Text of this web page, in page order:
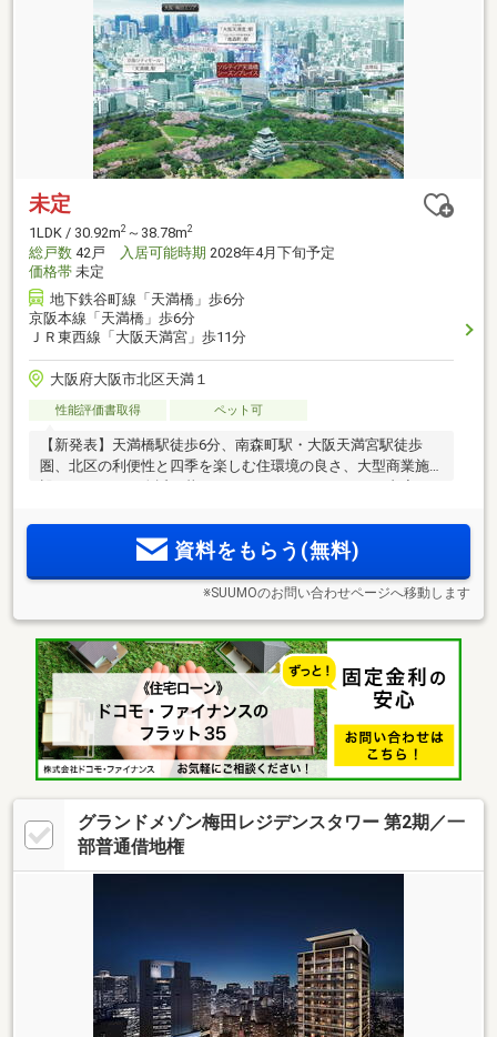
未定
1LDK / 30.92m2 ～38.78m2
総戸数 42戸 入居可能時期 2028年4月下旬予定
価格帯 未定
地下鉄谷町線「天満橋」歩6分
京阪本線「天満橋」歩6分
ＪＲ東西線「大阪天満宮」歩11分
大阪府大阪市北区天満１
性能評価書取得 ペット可
【新発表】天満橋駅徒歩6分、南森町駅・大阪天満宮駅徒歩
圏、北区の利便性と四季を楽しむ住環境の良さ、大型商業施
ン】
資料をもらう(無料)
※SUUMOのお問い合わせページへ移動します
グランドメゾン梅田レジデンスタワー 第2期／一
部普通借地権